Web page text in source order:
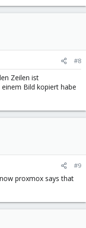
#8
Zeilen ist
Bild kopiert habe
#9
proxmox says that